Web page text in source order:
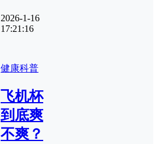
2026-1-16
17:21:16
健康科普
飞机杯
到底爽
不爽？